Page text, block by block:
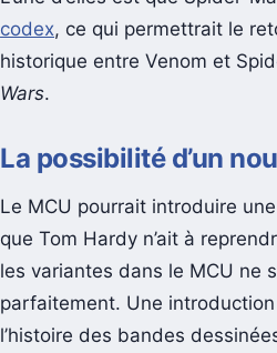
L’une d’elles est que Spider-
codex , ce qui permettrait le
historique entre Venom et
La possibilité d’un
Le MCU pourrait introduire
que Tom Hardy n’ait à
les variantes dans le MCU ne
parfaitement. Une